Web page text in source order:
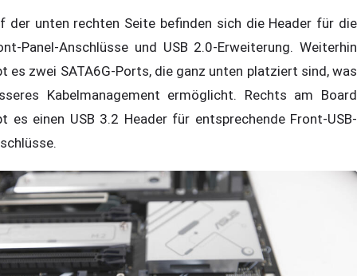
der unten rechten Seite befinden sich die Header für die
Panel-Anschlüsse und USB 2.0-Erweiterung. Weiterhin
es zwei SATA6G-Ports, die ganz unten platziert sind, was
Kabelmanagement ermöglicht. Rechts am Board
es einen USB 3.2 Header für entsprechende Front-USB-